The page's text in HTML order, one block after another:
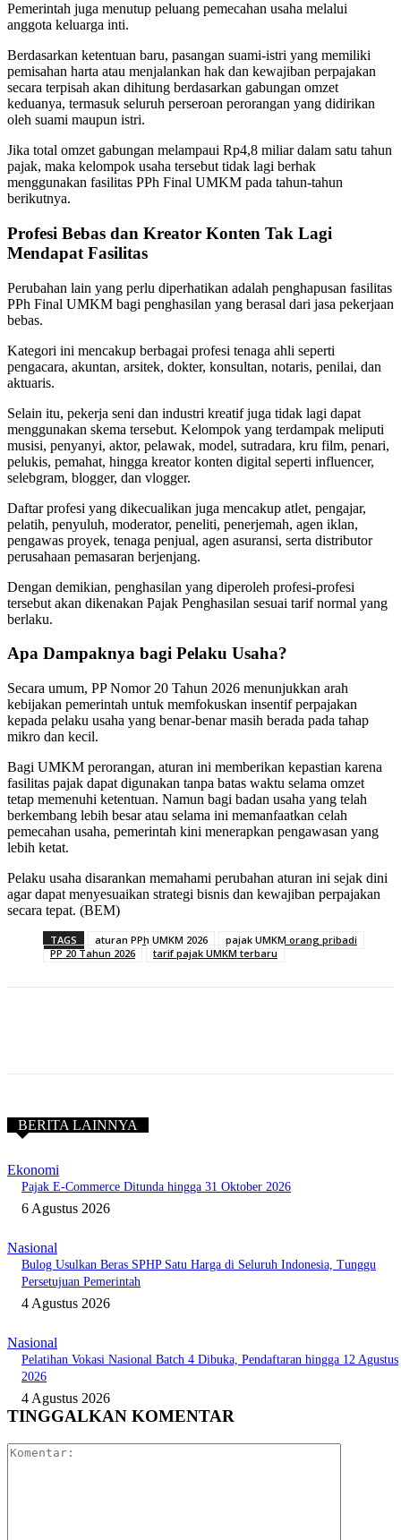
Pemerintah juga menutup peluang pemecahan usaha melalui
anggota keluarga inti.
Berdasarkan ketentuan baru, pasangan suami-istri yang memiliki
pemisahan harta atau menjalankan hak dan kewajiban perpajakan
secara terpisah akan dihitung berdasarkan gabungan omzet
keduanya, termasuk seluruh perseroan perorangan yang didirikan
oleh suami maupun istri.
Jika total omzet gabungan melampaui Rp4,8 miliar dalam satu tahun
pajak, maka kelompok usaha tersebut tidak lagi berhak
menggunakan fasilitas PPh Final UMKM pada tahun-tahun
berikutnya.
Profesi Bebas dan Kreator Konten Tak Lagi
Mendapat Fasilitas
Perubahan lain yang perlu diperhatikan adalah penghapusan fasilitas
PPh Final UMKM bagi penghasilan yang berasal dari jasa pekerjaan
bebas.
Kategori ini mencakup berbagai profesi tenaga ahli seperti
pengacara, akuntan, arsitek, dokter, konsultan, notaris, penilai, dan
aktuaris.
Selain itu, pekerja seni dan industri kreatif juga tidak lagi dapat
menggunakan skema tersebut. Kelompok yang terdampak meliputi
musisi, penyanyi, aktor, pelawak, model, sutradara, kru film, penari,
pelukis, pemahat, hingga kreator konten digital seperti influencer,
selebgram, blogger, dan vlogger.
Daftar profesi yang dikecualikan juga mencakup atlet, pengajar,
pelatih, penyuluh, moderator, peneliti, penerjemah, agen iklan,
pengawas proyek, tenaga penjual, agen asuransi, serta distributor
perusahaan pemasaran berjenjang.
Dengan demikian, penghasilan yang diperoleh profesi-profesi
tersebut akan dikenakan Pajak Penghasilan sesuai tarif normal yang
berlaku.
Apa Dampaknya bagi Pelaku Usaha?
Secara umum, PP Nomor 20 Tahun 2026 menunjukkan arah
kebijakan pemerintah untuk memfokuskan insentif perpajakan
kepada pelaku usaha yang benar-benar masih berada pada tahap
mikro dan kecil.
Bagi UMKM perorangan, aturan ini memberikan kepastian karena
fasilitas pajak dapat digunakan tanpa batas waktu selama omzet
tetap memenuhi ketentuan. Namun bagi badan usaha yang telah
berkembang lebih besar atau selama ini memanfaatkan celah
pemecahan usaha, pemerintah kini menerapkan pengawasan yang
lebih ketat.
Pelaku usaha disarankan memahami perubahan aturan ini sejak dini
agar dapat menyesuaikan strategi bisnis dan kewajiban perpajakan
secara tepat. (BEM)
TAGS aturan PPh UMKM 2026
pajak UMKM orang pribadi
PP 20 Tahun 2026
tarif pajak UMKM terbaru
BERITA LAINNYA
Ekonomi
Pajak E-Commerce Ditunda hingga 31 Oktober 2026
6 Agustus 2026
Nasional
Bulog Usulkan Beras SPHP Satu Harga di Seluruh Indonesia, Tunggu
Persetujuan Pemerintah
4 Agustus 2026
Nasional
Pelatihan Vokasi Nasional Batch 4 Dibuka, Pendaftaran hingga 12 Agustus
2026
4 Agustus 2026
TINGGALKAN KOMENTAR